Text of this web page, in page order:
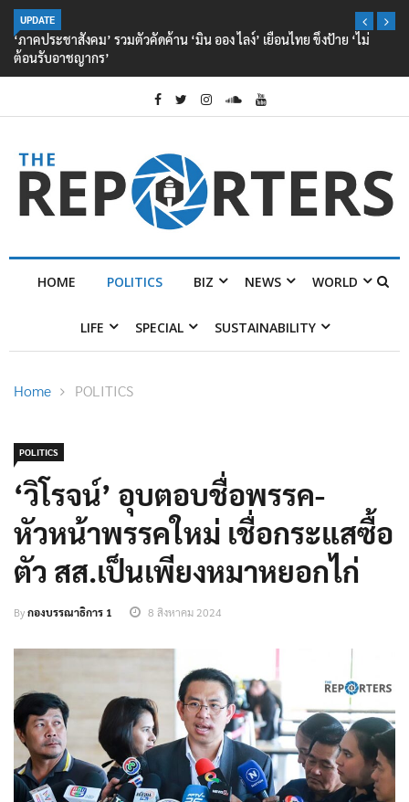
UPDATE
‘ภาคประชาสังคม’ รวมตัวคัดค้าน ‘มิน ออง ไลง์’ เยือนไทย ขึงป้าย ‘ไม่
ต้อนรับอาชญากร’
HOME POLITICS BIZ NEWS WORLD
LIFE SPECIAL SUSTAINABILITY
Home POLITICS
POLITICS
‘วิโรจน์’ อุบตอบชื่อพรรค-
หัวหน้าพรรคใหม่ เชื่อกระแสซื้อ
ตัว สส.เป็นเพียงหมาหยอกไก่
Byกองบรรณาธิการ 1 8 สิงหาคม 2024